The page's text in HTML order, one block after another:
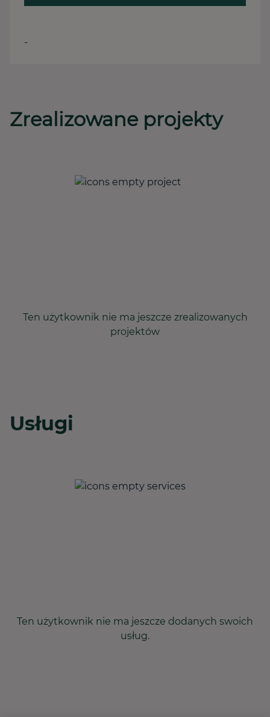
-
Zrealizowane projekty
Ten użytkownik nie ma jeszcze zrealizowanych
projektów
Usługi
Ten użytkownik nie ma jeszcze dodanych swoich
usług.